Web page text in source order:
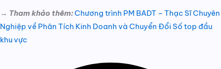
→ Tham khảo thêm:Chương trình PM BADT – Thạc Sĩ Chuyên
Nghiệp về Phân Tích Kinh Doanh và Chuyển Đổi Số top đầu
khu vực